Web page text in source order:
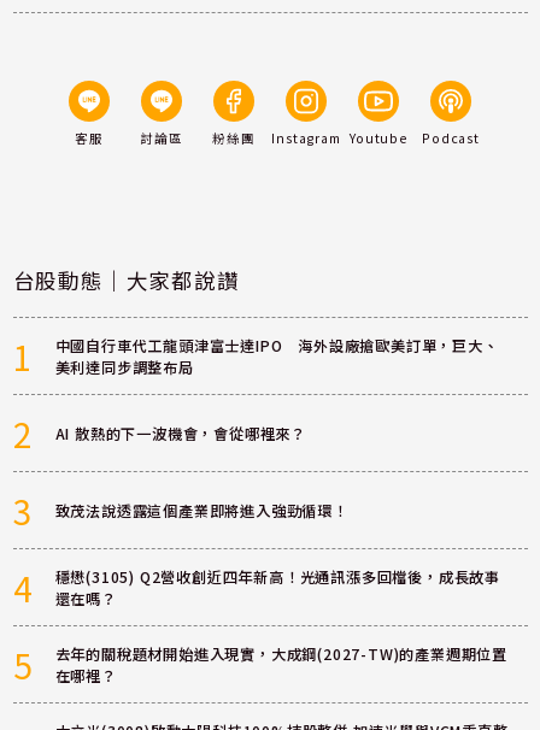
客服 討論區 粉絲團 Instagram Youtube Podcast
台股動態｜大家都說讚
1
中國自行車代工龍頭津富士達IPO 海外設廠搶歐美訂單，巨大、
美利達同步調整布局
2 AI 散熱的下一波機會，會從哪裡來？
3 致茂法說透露這個產業即將進入強勁循環！
4
穩懋(3105) Q2營收創近四年新高！光通訊漲多回檔後，成長故事
還在嗎？
5
去年的關稅題材開始進入現實，大成鋼(2027-TW)的產業週期位置
在哪裡？